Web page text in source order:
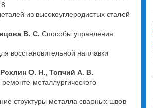
из высокоуглеродистых сталей
В. С. Способы управления
восстановительной наплавки
О. Н., Топчий А. В.
металлургического
структуры металла сварных швов